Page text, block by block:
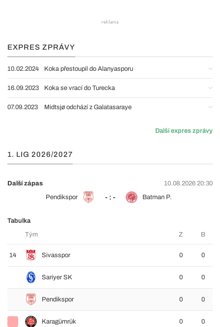
EXPRES ZPRÁVY
10.02.2024 Koka přestoupil do Alanyasporu
16.09.2023 Koka se vrací do Turecka
07.09.2023 Midtsjø odchází z Galatasaraye
Další expres zprávy
1. LIG 2026/2027
Další zápas
10.08.2026 20:30
Pendikspor
- : - Batman P.
Tabulka
Tým
Z B
14 Sivasspor 0 0
Sariyer SK 0 0
Pendikspor 0 0
Karagümrük 0 0